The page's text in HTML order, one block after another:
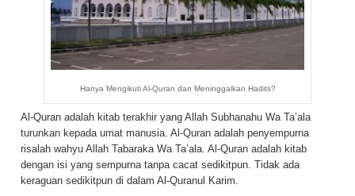
Hanya Mengikuti Al-Quran dan Meninggalkan Hadits?
Al-Quran adalah kitab terakhir yang Allah Subhanahu Wa Ta’ala
turunkan kepada umat manusia. Al-Quran adalah penyempurna
risalah wahyu Allah Tabaraka Wa Ta’ala. Al-Quran adalah kitab
dengan isi yang sempurna tanpa cacat sedikitpun. Tidak ada
keraguan sedikitpun di dalam Al-Quranul Karim.